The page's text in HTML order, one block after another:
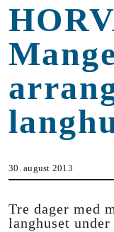
30. august 2013
Tre dager med
langhuset under